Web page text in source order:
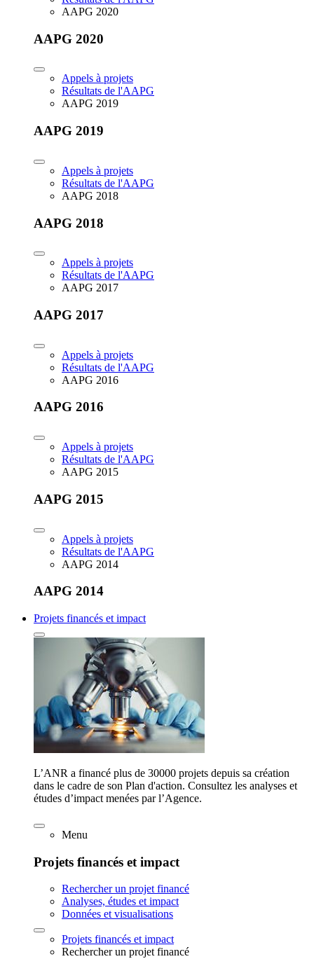
AAPG 2020
AAPG 2020
Appels à projets
Résultats de l'AAPG
AAPG 2019
AAPG 2019
Appels à projets
Résultats de l'AAPG
AAPG 2018
AAPG 2018
Appels à projets
Résultats de l'AAPG
AAPG 2017
AAPG 2017
Appels à projets
Résultats de l'AAPG
AAPG 2016
AAPG 2016
Appels à projets
Résultats de l'AAPG
AAPG 2015
AAPG 2015
Appels à projets
Résultats de l'AAPG
AAPG 2014
AAPG 2014
Projets financés et impact
L’ANR a financé plus de 30000 projets depuis sa création
dans le cadre de son Plan d'action. Consultez les analyses et
études d’impact menées par l’Agence.
Menu
Projets financés et impact
Rechercher un projet financé
Analyses, études et impact
Données et visualisations
Projets financés et impact
Rechercher un projet financé